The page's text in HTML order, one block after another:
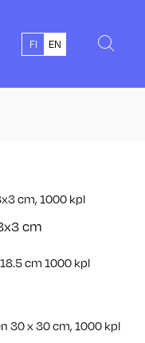
FI EN
cm